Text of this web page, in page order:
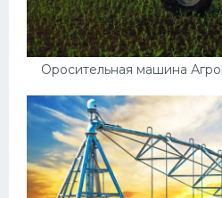
Оросительная машина